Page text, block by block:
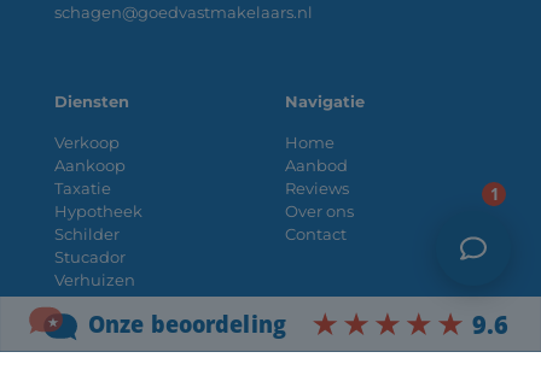
schagen@goedvastmakelaars.nl
Diensten
Verkoop
Aankoop
Taxatie
Hypotheek
Schilder
Stucador
Verhuizen
Bouwtechnische keuring
Navigatie
Home
Aanbod
Reviews
Over ons
Contact
Werkgebied
1